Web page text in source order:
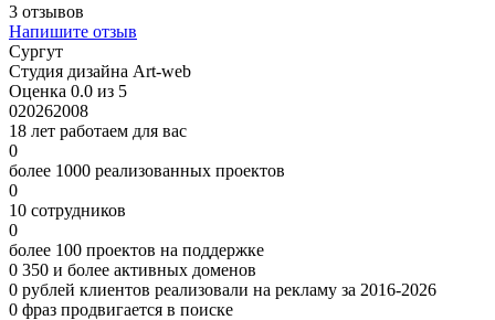
3 отзывов
Напишите отзыв
Сургут
Студия дизайна Art-web
Оценка 0.0 из 5
020262008
18 лет работаем для вас
0
более 1000 реализованных проектов
0
10 сотрудников
0
более 100 проектов на поддержке
0 350 и более активных доменов
0 рублей клиентов реализовали на рекламу за 2016-2026
0 фраз продвигается в поиске